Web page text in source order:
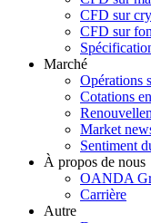
CFD sur
CFD sur
Marché
Opérations
Cotations
Market
Sentiment
À propos de nous
OANDA
Carrière
Autre